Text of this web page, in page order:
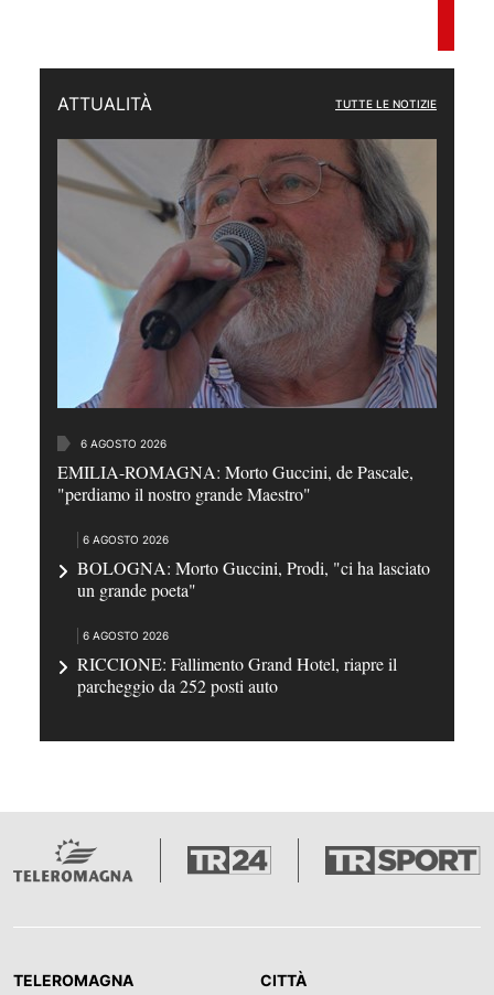
ATTUALITÀ TUTTE LE NOTIZIE
6 AGOSTO 2026
EMILIA-ROMAGNA: Morto Guccini, de Pascale,
"perdiamo il nostro grande Maestro"
6 AGOSTO 2026
BOLOGNA: Morto Guccini, Prodi, "ci ha lasciato
un grande poeta"
6 AGOSTO 2026
RICCIONE: Fallimento Grand Hotel, riapre il
parcheggio da 252 posti auto
TELEROMAGNA CITTÀ